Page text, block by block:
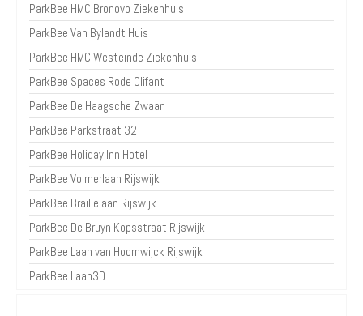
ParkBee HMC Bronovo Ziekenhuis
ParkBee Van Bylandt Huis
ParkBee HMC Westeinde Ziekenhuis
ParkBee Spaces Rode Olifant
ParkBee De Haagsche Zwaan
ParkBee Parkstraat 32
ParkBee Holiday Inn Hotel
ParkBee Volmerlaan Rijswijk
ParkBee Braillelaan Rijswijk
ParkBee De Bruyn Kopsstraat Rijswijk
ParkBee Laan van Hoornwijck Rijswijk
ParkBee Laan3D